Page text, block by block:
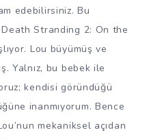
edebilirsiniz. Bu
Stranding 2: On the
Lou büyümüş ve
Yalnız, bu bebek ile
kendisi göründüğü
inanmıyorum. Bence
mekaniksel açıdan